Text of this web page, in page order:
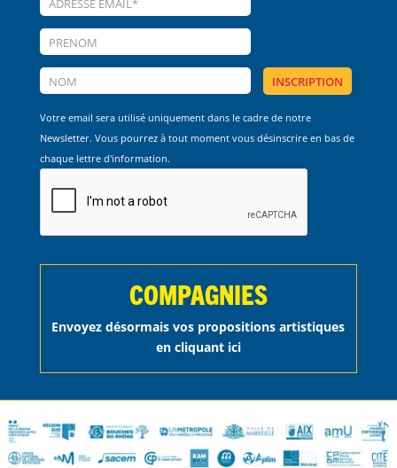
Votre email sera utilisé uniquement dans le cadre de notre
Newsletter. Vous pourrez à tout moment vous désinscrire en bas de
chaque lettre d'information.
COMPAGNIES
Envoyez désormais vos propositions artistiques
en cliquant ici